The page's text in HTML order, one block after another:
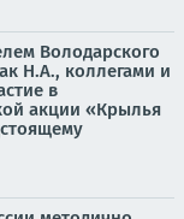
Володарского
Н.А., коллегами и
в
акции «Крылья